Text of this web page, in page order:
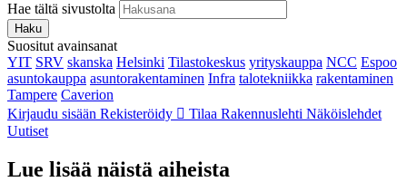
Hae tältä sivustolta
Haku
Suositut avainsanat
YIT SRV skanska Helsinki Tilastokeskus yrityskauppa NCC Espoo
asuntokauppa asuntorakentaminen Infra talotekniikka rakentaminen
Tampere Caverion
Kirjaudu sisään Rekisteröidy Tilaa Rakennuslehti Näköislehdet
Uutiset
Lue lisää näistä aiheista